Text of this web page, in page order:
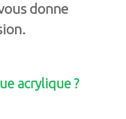
donne
acrylique ?